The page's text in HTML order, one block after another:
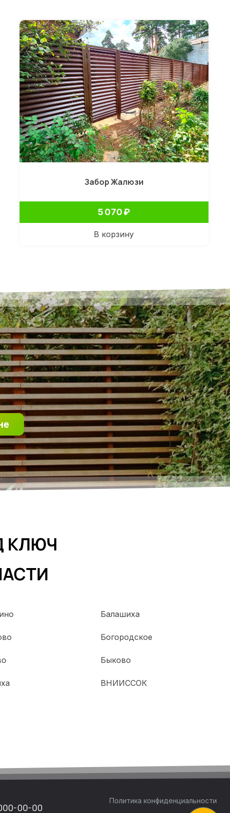
Забор Жалюзи
5 070₽
В корзину
КЛЮЧ
Балашиха
Богородское
Быково
ВНИИССОК
00-00
Политика конфиденциальности